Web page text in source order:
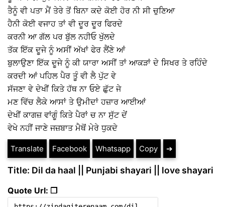
ਤੈਨੂੰ ਵੀ ਪਤਾ ਮੈਂ ਤੇਰੇ ਤੋਂ ਬਿਨਾ ਕਦੇ ਕੋਈ ਹੋਰ ਨੀ ਸੀ ਚੁਣਿਆ
ਹੈਨੀ ਕੋਈ ਵਜਾਹ ਤਾਂ ਵੀ ਦੂਰ ਦੂਰ ਫਿਰਦੇ
ਕਰਨੀ ਆ ਗੱਲ ਪਰ ਬੁੱਲ ਨਹੀਓ ਖੁੱਲਦੇ
ਤੱਕ ਇੱਕ ਦੂਜੇ ਨੂੰ ਅਸੀਂ ਅੱਖਾਂ ਫੇਰ ਲੈਂਣੇ ਆਂ
ਬੁਲਾਉਣਾ ਇੱਕ ਦੂਜੇ ਨੂੰ ਕੀ ਯਾਰਾ ਅਸੀਂ ਤਾਂ ਆਕੜਾਂ ਦੇ ਸਿਖਰ ਤੇ ਰਹਿੰਦੇ
ਕਰਦੀ ਆਂ ਪਹਿਲ ਪੈਰ ਤੂੰ ਵੀ ਲੈ ਪੁੱਟ ਵੇ
ਸੱਜਣਾ ਵੇ ਦੇਖੀਂ ਕਿਤੇ ਹੱਥ ਨਾ ਓਏ ਛੁੱਟ ਜੇ
ਮਣ ਵਿੱਚ ਲੈਕੇ ਆਸਾਂ ਤੇ ਉਮੀਦਾਂ ਹਜ਼ਾਰ ਆਈਆਂ
ਦੇਖੀਂ ਕਾਗਜ਼ ਵਾਂਗੂੰ ਕਿਤੇ ਪੈਰਾਂ ਚ ਨਾ ਸੁੱਟ ਦੇਂ
ਵੇਖੇ ਨਹੀਂ ਜਾਣੇ ਜਜ਼ਬਾਤ ਮੈਥੋਂ ਮੇਰੇ ਧੁਕਦੇ
Translate Facebook Whatsapp Copy ➔
Title: Dil da haal || Punjabi shayari || love shayari
Quote Url: ❐